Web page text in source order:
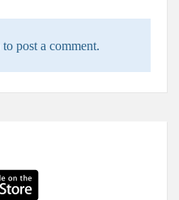
to post a comment.